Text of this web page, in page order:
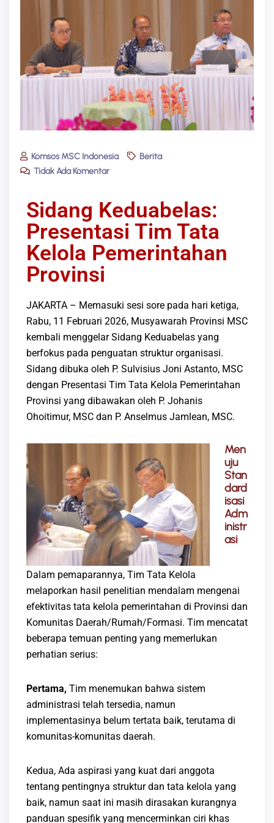
Komsos MSC Indonesia
Berita
Tidak Ada Komentar
Sidang Keduabelas:
Presentasi Tim Tata
Kelola Pemerintahan
Provinsi
JAKARTA – Memasuki sesi sore pada hari ketiga,
Rabu, 11 Februari 2026, Musyawarah Provinsi MSC
kembali menggelar Sidang Keduabelas yang
berfokus pada penguatan struktur organisasi.
Sidang dibuka oleh P. Sulvisius Joni Astanto, MSC
dengan Presentasi Tim Tata Kelola Pemerintahan
Provinsi yang dibawakan oleh P. Johanis
Ohoitimur, MSC dan P. Anselmus Jamlean, MSC.
Men
uju
Stan
dard
isasi
Adm
inistr
asi
Dalam pemaparannya, Tim Tata Kelola
melaporkan hasil penelitian mendalam mengenai
efektivitas tata kelola pemerintahan di Provinsi dan
Komunitas Daerah/Rumah/Formasi. Tim mencatat
beberapa temuan penting yang memerlukan
perhatian serius:
Pertama, Tim menemukan bahwa sistem
administrasi telah tersedia, namun
implementasinya belum tertata baik, terutama di
komunitas-komunitas daerah.
Kedua, Ada aspirasi yang kuat dari anggota
tentang pentingnya struktur dan tata kelola yang
baik, namun saat ini masih dirasakan kurangnya
panduan spesifik yang mencerminkan ciri khas